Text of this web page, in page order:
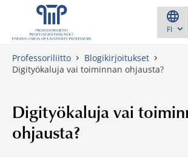
Skippaa sisältö
Professoriliitto
Blogikirjoitukset
Digityökaluja vai toiminnan ohjausta?
Digityökaluja vai
ohjausta?